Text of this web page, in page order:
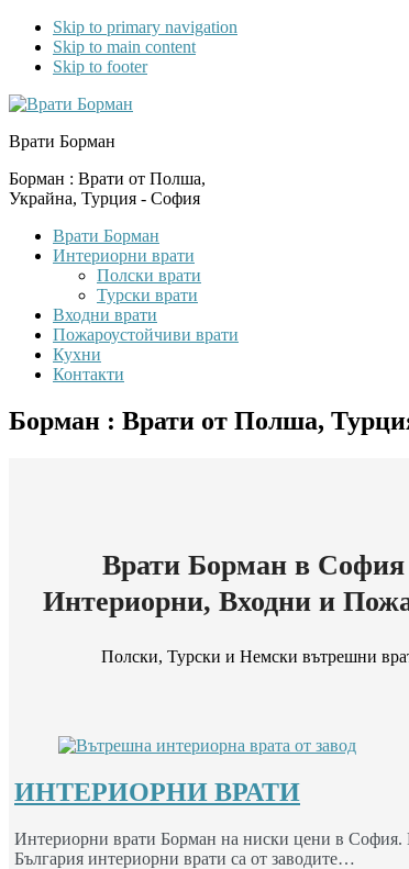
Skip to primary navigation
Skip to main content
Skip to footer
Врати Борман
Борман : Врати от Полша,
Украйна, Турция - София
Врати Борман
Интериорни врати
Полски врати
Турски врати
Входни врати
Пожароустойчиви врати
Кухни
Контакти
Борман : Врати от Полша,
Врати Борман в София
Интериорни, Входни и
Полски, Турски и Немски вътрешни
ИНТЕРИОРНИ ВРАТИ
Интериорни врати Борман на ниски цени в София.
България интериорни врати са от заводите…